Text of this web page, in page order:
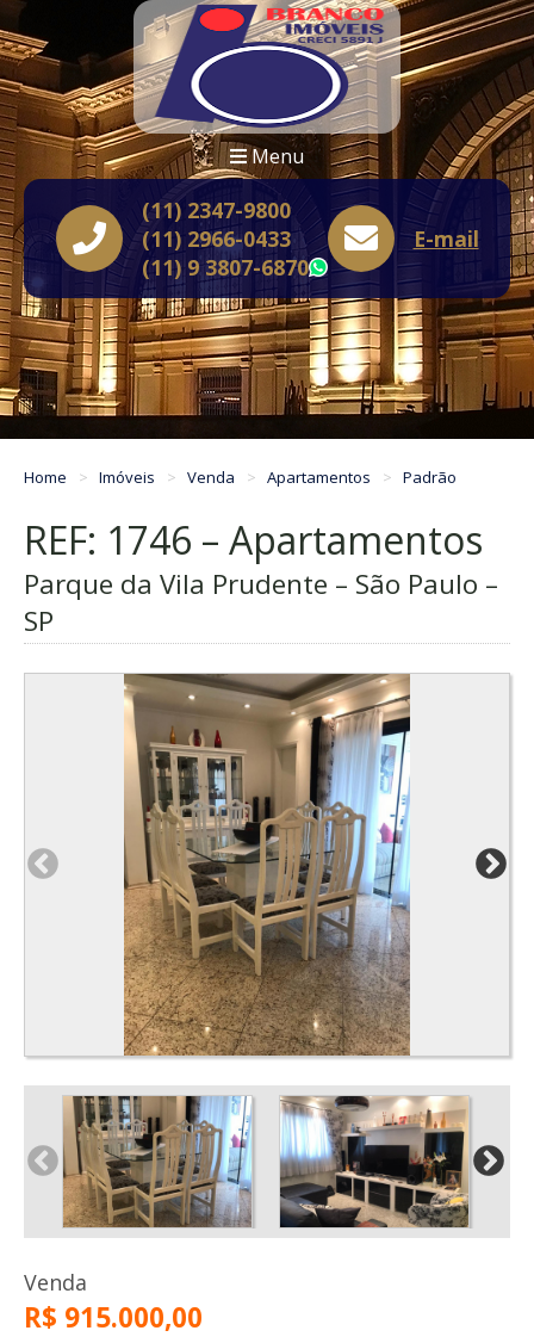
Menu
(11) 2347-9800
(11) 2966-0433
(11) 9 3807-6870
WhatsApp
E-mail
Home Imóveis Venda Apartamentos Padrão
REF: 1746 – Apartamentos
Parque da Vila Prudente – São Paulo –
SP
Venda
R$ 915.000,00